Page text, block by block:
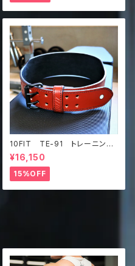
10FIT TE-91 トレーニング
ベルト リフティングベルト パ
ワーベルト レザー ブラウ
ン lifting belt power belt
¥16,150
15%OFF